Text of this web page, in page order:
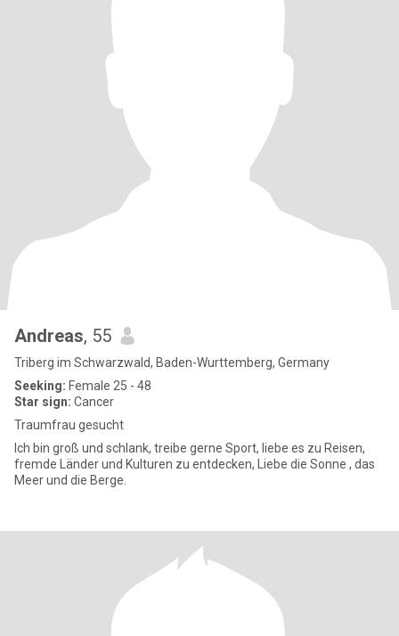
Andreas, 55
Triberg im Schwarzwald, Baden-Wurttemberg, Germany
Seeking: Female 25 - 48
Star sign: Cancer
Traumfrau gesucht
Ich bin groß und schlank, treibe gerne Sport, liebe es zu Reisen,
fremde Länder und Kulturen zu entdecken, Liebe die Sonne , das
Meer und die Berge.